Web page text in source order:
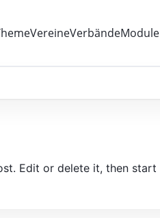
VereineVerbändeModule
Edit or delete it, then start